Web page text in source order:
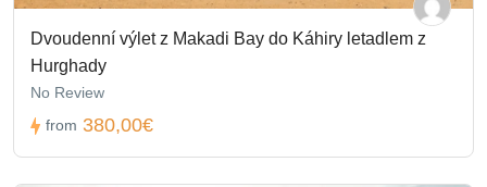
Dvoudenní výlet z Makadi Bay do Káhiry letadlem z
Hurghady
No Review
from 380,00€